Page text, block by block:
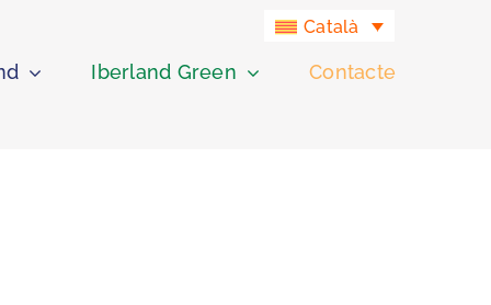
Català
Iberland Green Contacte